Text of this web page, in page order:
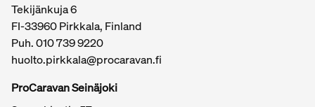
Tekijänkuja 6
FI-33960 Pirkkala, Finland
Puh.010 739 9220
huolto.pirkkala@procaravan.fi
ProCaravan Seinäjoki